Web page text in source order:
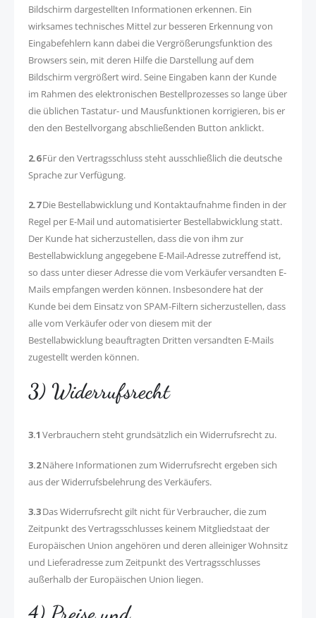
Bildschirm dargestellten Informationen erkennen. Ein
wirksames technisches Mittel zur besseren Erkennung von
Eingabefehlern kann dabei die Vergrößerungsfunktion des
Browsers sein, mit deren Hilfe die Darstellung auf dem
Bildschirm vergrößert wird. Seine Eingaben kann der Kunde
im Rahmen des elektronischen Bestellprozesses so lange über
die üblichen Tastatur- und Mausfunktionen korrigieren, bis er
den den Bestellvorgang abschließenden Button anklickt.
2.6Für den Vertragsschluss steht ausschließlich die deutsche
Sprache zur Verfügung.
2.7Die Bestellabwicklung und Kontaktaufnahme finden in der
Regel per E-Mail und automatisierter Bestellabwicklung statt.
Der Kunde hat sicherzustellen, dass die von ihm zur
Bestellabwicklung angegebene E-Mail-Adresse zutreffend ist,
so dass unter dieser Adresse die vom Verkäufer versandten E-
Mails empfangen werden können. Insbesondere hat der
Kunde bei dem Einsatz von SPAM-Filtern sicherzustellen, dass
alle vom Verkäufer oder von diesem mit der
Bestellabwicklung beauftragten Dritten versandten E-Mails
zugestellt werden können.
3) Widerrufsrecht
3.1 Verbrauchern steht grundsätzlich ein Widerrufsrecht zu.
3.2Nähere Informationen zum Widerrufsrecht ergeben sich
aus der Widerrufsbelehrung des Verkäufers.
3.3Das Widerrufsrecht gilt nicht für Verbraucher, die zum
Zeitpunkt des Vertragsschlusses keinem Mitgliedstaat der
Europäischen Union angehören und deren alleiniger Wohnsitz
und Lieferadresse zum Zeitpunkt des Vertragsschlusses
außerhalb der Europäischen Union liegen.